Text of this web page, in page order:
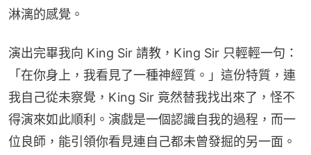
淋漓的感覺。
演出完畢我向 King Sir 請教，King Sir 只輕輕一句：
「在你身上，我看見了一種神經質。」這份特質，連
我自己從未察覺，King Sir 竟然替我找出來了，怪不
得演來如此順利。演戲是一個認識自我的過程，而一
位良師，能引領你看見連自己都未曾發掘的另一面。